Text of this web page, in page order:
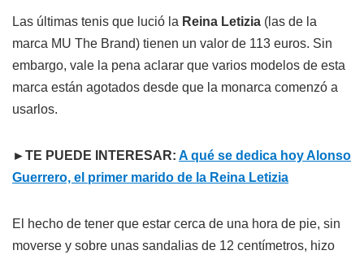
Las últimas tenis que lució la Reina Letizia (las de la
marca MU The Brand) tienen un valor de 113 euros. Sin
embargo, vale la pena aclarar que varios modelos de esta
marca están agotados desde que la monarca comenzó a
usarlos.
►TE PUEDE INTERESAR: A qué se dedica hoy Alonso
Guerrero, el primer marido de la Reina Letizia
El hecho de tener que estar cerca de una hora de pie, sin
moverse y sobre unas sandalias de 12 centímetros, hizo